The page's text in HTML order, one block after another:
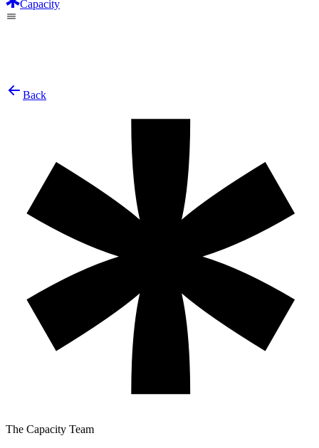
Capacity
Back
The Capacity Team